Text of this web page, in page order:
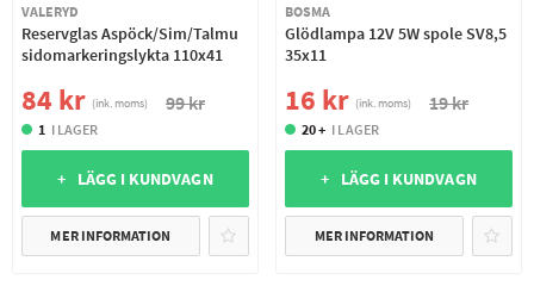
VALERYD
Reservglas Aspöck/Sim/Talmu
sidomarkeringslykta 110x41
84 kr (ink. moms) 99 kr
1 I LAGER
+ LÄGG I KUNDVAGN
MER INFORMATION
BOSMA
Glödlampa 12V 5W spole SV8,5
35x11
16 kr (ink. moms) 19 kr
20 + I LAGER
+ LÄGG I KUNDVAGN
MER INFORMATION